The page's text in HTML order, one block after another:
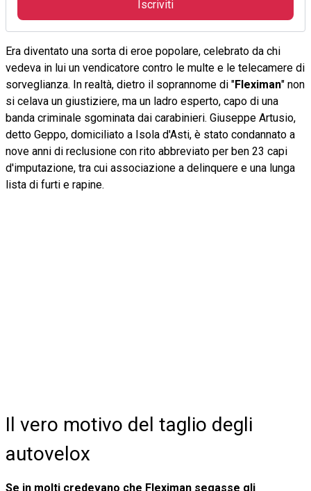
Iscriviti
Era diventato una sorta di eroe popolare, celebrato da chi
vedeva in lui un vendicatore contro le multe e le telecamere di
sorveglianza. In realtà, dietro il soprannome di "Fleximan" non
si celava un giustiziere, ma un ladro esperto, capo di una
banda criminale sgominata dai carabinieri. Giuseppe Artusio,
detto Geppo, domiciliato a Isola d'Asti, è stato condannato a
nove anni di reclusione con rito abbreviato per ben 23 capi
d'imputazione, tra cui associazione a delinquere e una lunga
lista di furti e rapine.
Il vero motivo del taglio degli
autovelox
Se in molti credevano che Fleximan segasse gli